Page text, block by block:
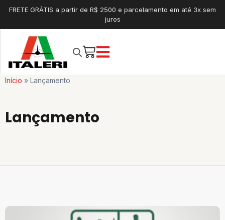
FRETE GRÁTIS a partir de R$ 2500 e parcelamento em até 3x sem
juros
Início » Lançamento
Lançamento